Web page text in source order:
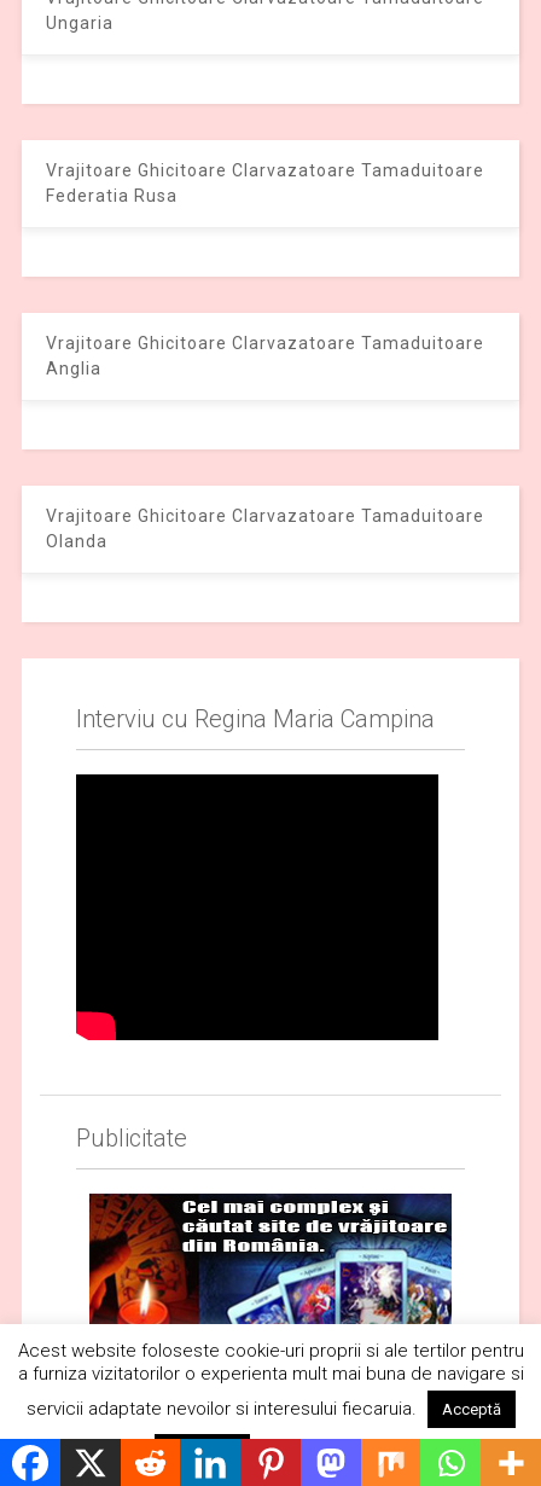
Ungaria
Vrajitoare Ghicitoare Clarvazatoare Tamaduitoare
Federatia Rusa
Vrajitoare Ghicitoare Clarvazatoare Tamaduitoare
Anglia
Vrajitoare Ghicitoare Clarvazatoare Tamaduitoare
Olanda
Interviu cu Regina Maria Campina
Publicitate
Politică de cookie-uri